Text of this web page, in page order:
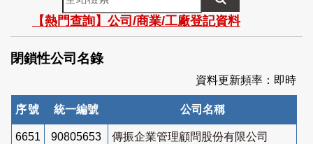
站
檢
索
【熱門查詢】公司/商業/工廠登記資料
閉鎖性公司名錄
資料更新頻率：即時
序號 統一編號 公司名稱
6651 90805653 傳振企業管理顧問股份有限公司